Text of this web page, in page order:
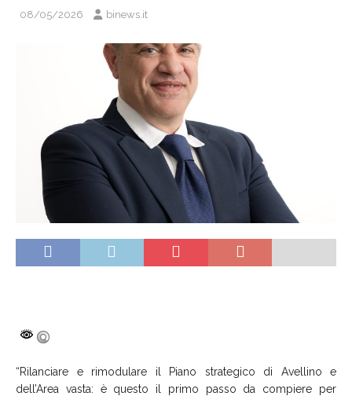
08/05/2026 binews.it
“Rilanciare e rimodulare il Piano strategico di Avellino e
dell’Area vasta: è questo il primo passo da compiere per